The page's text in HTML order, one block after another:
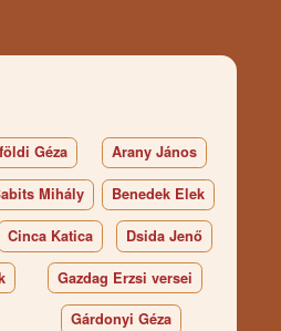
Géza Arany János
Mihály Benedek Elek
Cinca Katica Dsida Jenő
Gazdag Erzsi versei
Gárdonyi Géza